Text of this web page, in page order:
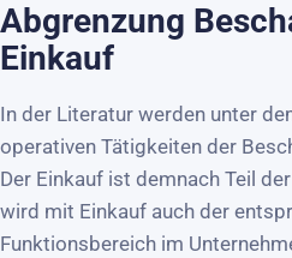
Abgrenzung
Einkauf
In der Literatur werden unter
operativen Tätigkeiten der
Der Einkauf ist demnach Teil
wird mit Einkauf auch der
Funktionsbereich im